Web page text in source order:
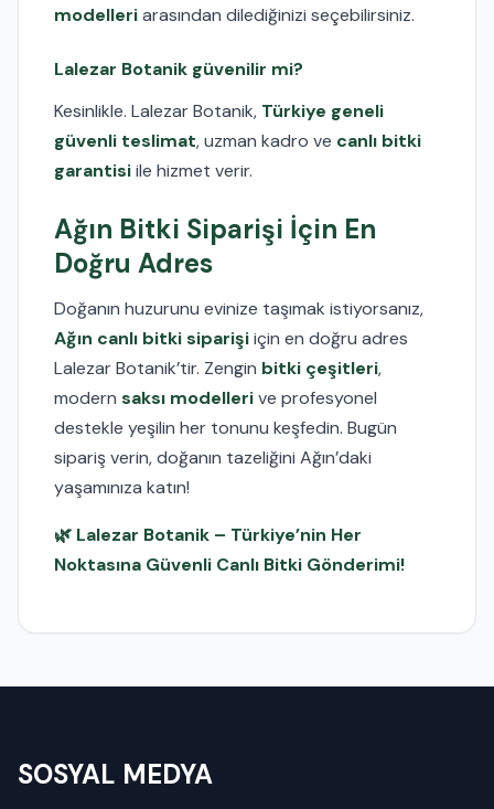
modelleriarasından dilediğinizi seçebilirsiniz.
Lalezar Botanik güvenilir mi?
Kesinlikle. Lalezar Botanik, Türkiye geneli
güvenli teslimat, uzman kadro ve canlı bitki
garantisiile hizmet verir.
Ağın Bitki Siparişi İçin En
Doğru Adres
Doğanın huzurunu evinize taşımak istiyorsanız,
Ağın canlı bitki siparişiiçin en doğru adres
Lalezar Botanik’tir. Zengin bitki çeşitleri,
modern saksı modellerive profesyonel
destekle yeşilin her tonunu keşfedin. Bugün
sipariş verin, doğanın tazeliğini Ağın’daki
yaşamınıza katın!
🌿 Lalezar Botanik – Türkiye’nin Her
Noktasına Güvenli Canlı Bitki Gönderimi!
SOSYAL MEDYA